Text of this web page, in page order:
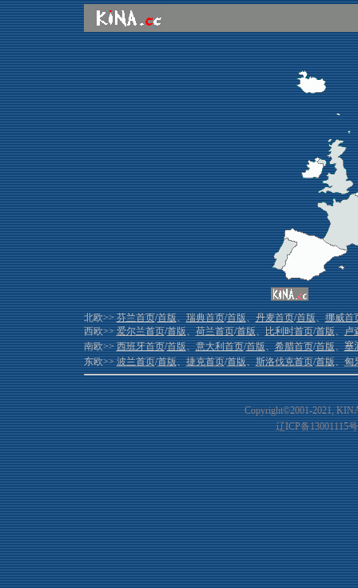
北欧>>芬兰首页/首版、瑞典首页/首版、丹麦首页/首版、挪威首
西欧>>爱尔兰首页/首版、荷兰首页/首版、比利时首页/首版、卢
南欧>>西班牙首页/首版、意大利首页/首版、希腊首页/首版、塞
东欧>>波兰首页/首版、捷克首页/首版、斯洛伐克首页/首版、匈
Copyright©2001-2021,
辽ICP备13001115